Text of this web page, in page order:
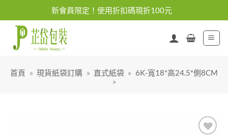
content
新會員限定！使用折扣碼現折100元
首頁 » 現貨紙袋訂購 » 直式紙袋 » 6K-寬18*高24.5*側8CM
»